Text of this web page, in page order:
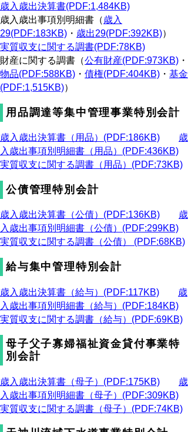
歳入歳出決算書(PDF:1,484KB)
歳入歳出事項別明細書（歳入
29(PDF:183KB) ・ 歳出29(PDF:392KB)）
実質収支に関する調書(PDF:78KB)
財産に関する調書（公有財産(PDF:973KB) ・
物品(PDF:588KB) ・ 債権(PDF:404KB) ・ 基金
(PDF:1,515KB)）
用品調達等集中管理事業特別会計
歳入歳出決算書（用品）(PDF:186KB)
歳
入歳出事項別明細書（用品）(PDF:436KB)
実質収支に関する調書（用品）(PDF:73KB)
公債管理特別会計
歳入歳出決算書（公債）(PDF:136KB)
歳
入歳出事項別明細書（公債）(PDF:299KB)
実質収支に関する調書（公債） (PDF:68KB)
給与集中管理特別会計
歳入歳出決算書（給与）(PDF:117KB)
歳
入歳出事項別明細書（給与）(PDF:184KB)
実質収支に関する調書（給与）(PDF:69KB)
母子父子寡婦福祉資金貸付事業特
別会計
歳入歳出決算書（母子）(PDF:175KB)
歳
入歳出事項別明細書（母子）(PDF:309KB)
実質収支に関する調書（母子）(PDF:74KB)